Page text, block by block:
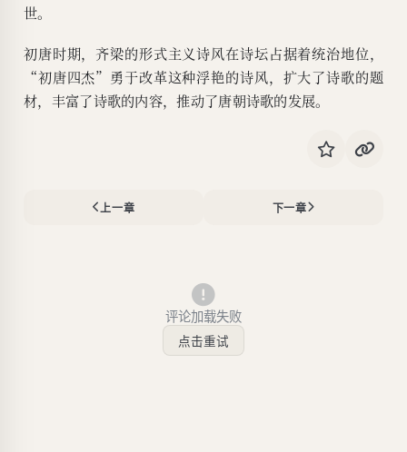
世。
初唐时期，齐梁的形式主义诗风在诗坛占据着统治地位，
“初唐四杰”勇于改革这种浮艳的诗风，扩大了诗歌的题
材，丰富了诗歌的内容，推动了唐朝诗歌的发展。
上一章 下一章
评论加载失败
点击重试